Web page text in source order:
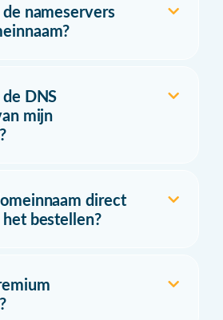
nameservers
DNS
mijn
direct
bestellen?